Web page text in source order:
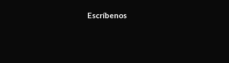
Escríbenos